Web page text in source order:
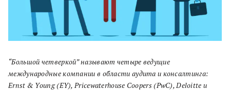
“Большой четверкой” называют четыре ведущие
международные компании в области аудита и консалтинга:
Ernst & Young (EY), Pricewaterhouse Coopers (PwC), Deloitte и